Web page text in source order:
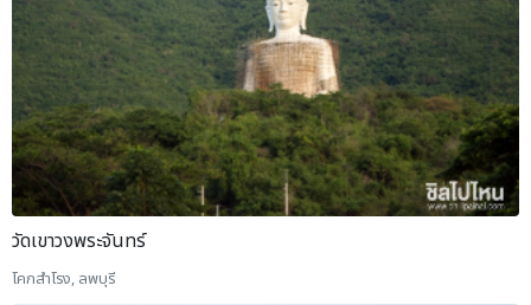
วัดเขาวงพระจันทร์
โคกสำโรง, ลพบุรี